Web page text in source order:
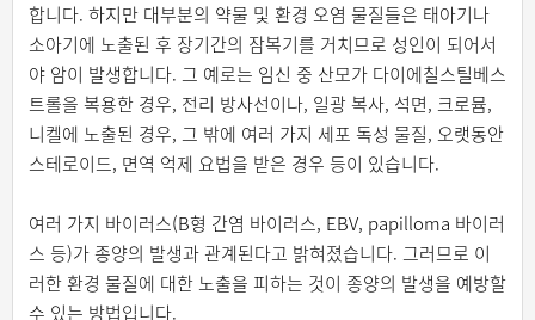
합니다. 하지만 대부분의 약물 및 환경 오염 물질들은 태아기나
소아기에 노출된 후 장기간의 잠복기를 거치므로 성인이 되어서
야 암이 발생합니다. 그 예로는 임신 중 산모가 다이에칠스틸베스
트롤을 복용한 경우, 전리 방사선이나, 일광 복사, 석면, 크로뮴,
니켈에 노출된 경우, 그 밖에 여러 가지 세포 독성 물질, 오랫동안
스테로이드, 면역 억제 요법을 받은 경우 등이 있습니다.
여러 가지 바이러스(B형 간염 바이러스, EBV, papilloma 바이러
스 등)가 종양의 발생과 관계된다고 밝혀졌습니다. 그러므로 이
러한 환경 물질에 대한 노출을 피하는 것이 종양의 발생을 예방할
수 있는 방법입니다.